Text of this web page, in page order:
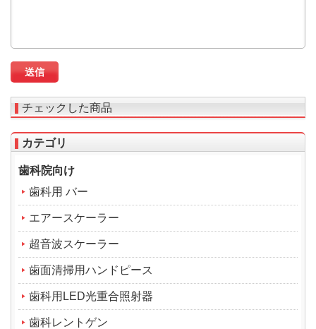
チェックした商品
カテゴリ
歯科院向け
歯科用 バー
エアースケーラー
超音波スケーラー
歯面清掃用ハンドピース
歯科用LED光重合照射器
歯科レントゲン